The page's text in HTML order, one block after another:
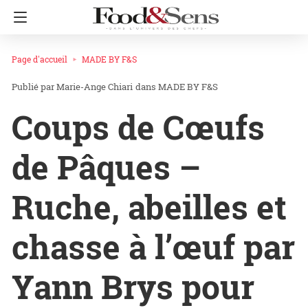
Page d'accueil MADE BY F&S
Marie-Ange Chiari dans MADE BY F&S
Coups de Cœufs
de Pâques –
Ruche, abeilles et
chasse à l’œuf par
Yann Brys pour